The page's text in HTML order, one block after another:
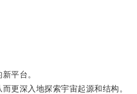
平台。
更深入地探索宇宙起源和结构。